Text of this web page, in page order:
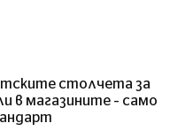
столчета за
в магазините – само